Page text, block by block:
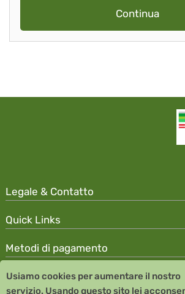
Continua
Legale & Contatto
Quick Links
Metodi di pagamento
Copyright © 2026 Team Santé
Usiamo cookies per aumentare il nostro
servizio. Usando questo sito lei